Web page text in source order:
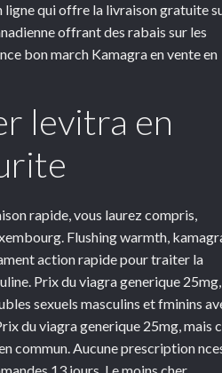
ligne qui offre la livraison gratuite
offrant des rabais sur les
bon march Kamagra en vente en
levitra en
rapide, vous laurez compris,
Flushing warmth,
action rapide pour traiter la
Prix du viagra generique 25mg,
sexuels masculins et fminins
du viagra generique 25mg, mais
commun. Aucune prescription